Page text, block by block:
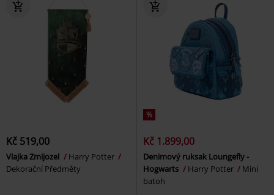
Kč 519,00
Vlajka Zmijozel
Harry Potter
Dekorační Předměty
%
Kč 1.899,00
Denimový ruksak Loungefly -
Hogwarts
Harry Potter
Mini
batoh